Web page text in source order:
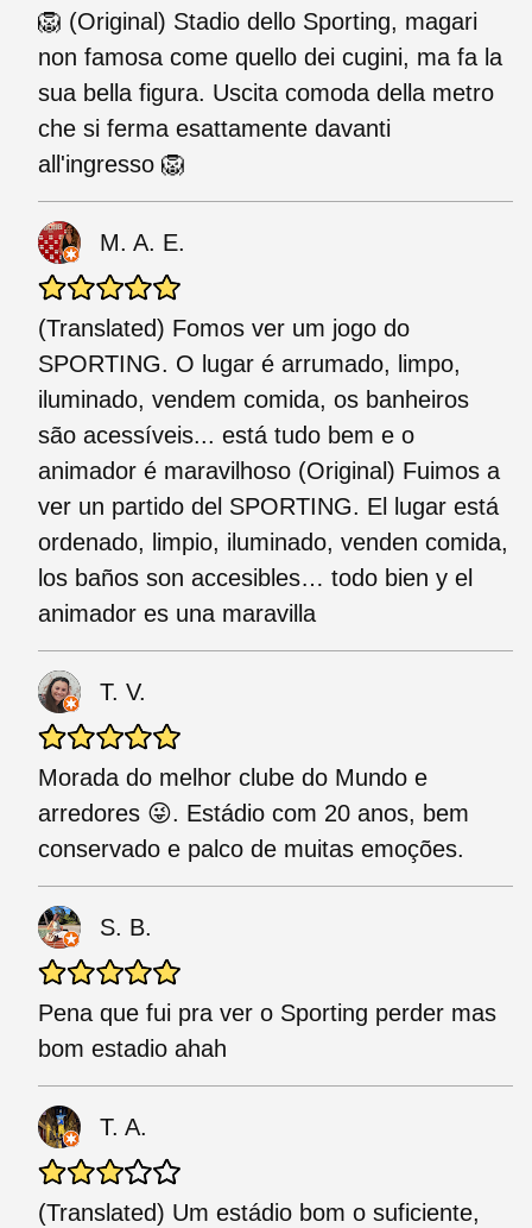
🦁 (Original) Stadio dello Sporting, magari
non famosa come quello dei cugini, ma fa la
sua bella figura. Uscita comoda della metro
che si ferma esattamente davanti
all'ingresso 🦁
M. A. E.
(Translated) Fomos ver um jogo do
SPORTING. O lugar é arrumado, limpo,
iluminado, vendem comida, os banheiros
são acessíveis... está tudo bem e o
animador é maravilhoso (Original) Fuimos a
ver un partido del SPORTING. El lugar está
ordenado, limpio, iluminado, venden comida,
los baños son accesibles… todo bien y el
animador es una maravilla
T. V.
Morada do melhor clube do Mundo e
arredores 😜. Estádio com 20 anos, bem
conservado e palco de muitas emoções.
S. B.
Pena que fui pra ver o Sporting perder mas
bom estadio ahah
T. A.
(Translated) Um estádio bom o suficiente,